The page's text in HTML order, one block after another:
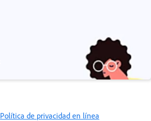
Política de privacidad en línea